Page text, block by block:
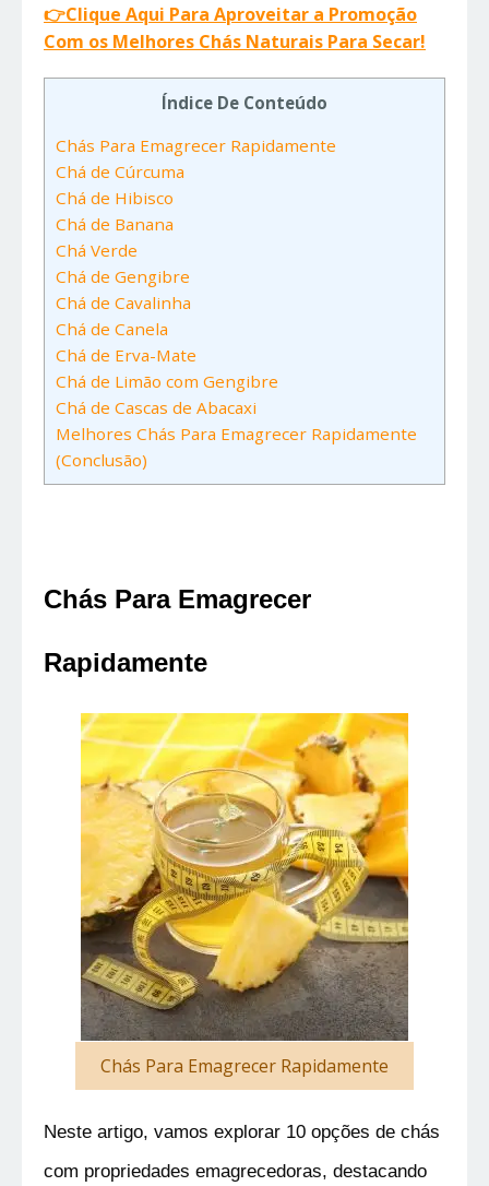
👉Clique Aqui Para Aproveitar a Promoção
Com os Melhores Chás Naturais Para Secar!
Índice De Conteúdo
Chás Para Emagrecer Rapidamente
Chá de Cúrcuma
Chá de Hibisco
Chá de Banana
Chá Verde
Chá de Gengibre
Chá de Cavalinha
Chá de Canela
Chá de Erva-Mate
Chá de Limão com Gengibre
Chá de Cascas de Abacaxi
Melhores Chás Para Emagrecer Rapidamente
(Conclusão)
Chás Para Emagrecer
Rapidamente
Chás Para Emagrecer Rapidamente
Neste artigo, vamos explorar 10 opções de chás
com propriedades emagrecedoras, destacando